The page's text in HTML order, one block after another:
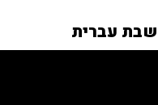
שבת עברית